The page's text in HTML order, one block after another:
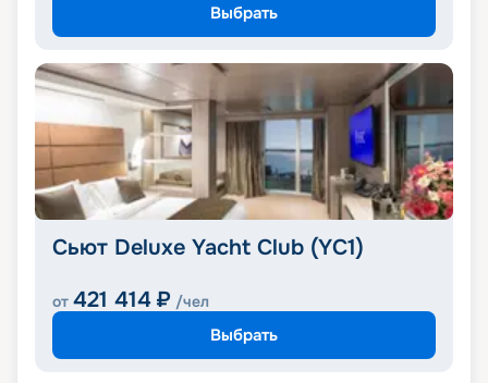
Выбрать
Сьют Deluxe Yacht Club (YC1)
от 421 414 ₽ /чел
Выбрать